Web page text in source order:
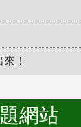
！
網站